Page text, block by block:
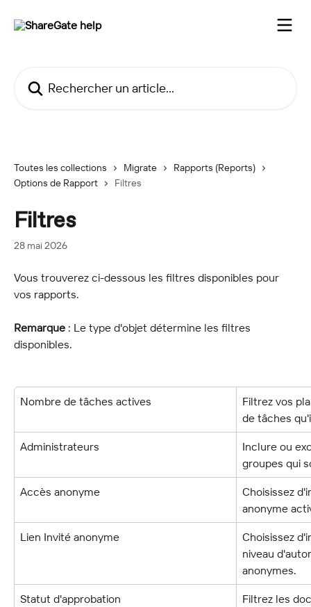
Toutes les collections Migrate
Rapports (Reports)
Options de Rapport
Filtres
Filtres
28 mai 2026
Vous trouverez ci-dessous les filtres disponibles pour
vos rapports.
Remarque : Le type d'objet détermine les filtres
disponibles.
Nombre de tâches actives
Filtrez vos
de tâches
Administrateurs
Inclure ou
groupes qui
Accès anonyme
Choisissez
anonyme
Lien Invité anonyme
Choisissez
niveau
anonymes.
Statut d'approbation
Filtrez les